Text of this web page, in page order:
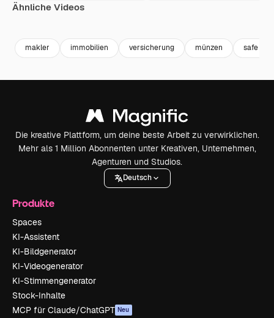
Ähnliche Videos
makler immobilien versicherung münzen safe
Die kreative Plattform, um deine beste Arbeit zu verwirklichen.
Mehr als 1 Million Abonnenten unter Kreativen, Unternehmen,
Agenturen und Studios.
Deutsch
Produkte
Spaces
KI-Assistent
KI-Bildgenerator
KI-Videogenerator
KI-Stimmengenerator
Stock-Inhalte
MCP für Claude/ChatGPT Neu